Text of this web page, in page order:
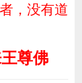
，没有道
尊佛